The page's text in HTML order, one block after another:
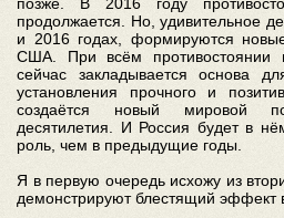
продолжается. Но, удивительное
и 2016 годах, формируются
США. При всём противостоянии
сейчас закладывается основа
установления прочного и
создаётся новый мировой
десятилетия. И Россия будет в
роль, чем в предыдущие годы.
Я в первую очередь исхожу из
демонстрируют блестящий эффект